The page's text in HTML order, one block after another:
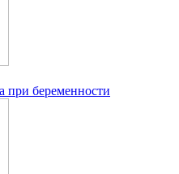
при беременности